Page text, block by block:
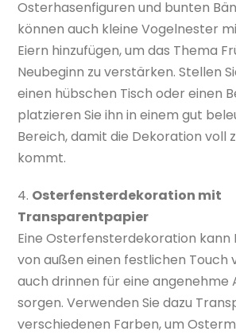
Osterhasenfiguren und bunten
können auch kleine Vogelnester
Eiern hinzufügen, um das Thema
Neubeginn zu verstärken. Stellen
einen hübschen Tisch oder einen
platzieren Sie ihn in einem gut
Bereich, damit die Dekoration voll
kommt.
4. Osterfensterdekoration mit
Transparentpapier
Eine Osterfensterdekoration kann
von außen einen festlichen Touch
auch drinnen für eine angenehme
sorgen. Verwenden Sie dazu
verschiedenen Farben, um